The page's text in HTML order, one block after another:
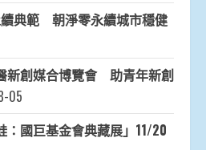
典範 朝淨零永續城市穩健
新創媒合博覽會 助青年新創
05
：國巨基金會典藏展」11/20